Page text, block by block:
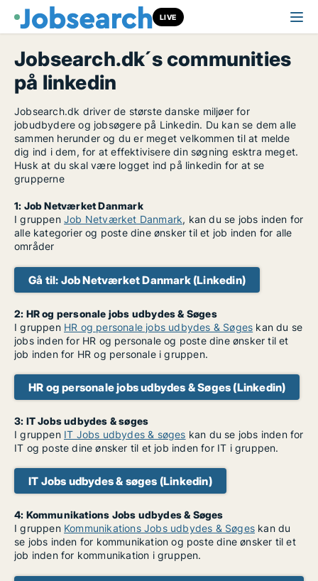
LIVE
Jobsearch.dk´s communities
på linkedin
Jobsearch.dk driver de største danske miljøer for
jobudbydere og jobsøgere på Linkedin. Du kan se dem alle
sammen herunder og du er meget velkommen til at melde
dig ind i dem, for at effektivisere din søgning esktra meget.
Husk at du skal være logget ind på linkedin for at se
grupperne
1: Job Netværket Danmark
I gruppen Job Netværket Danmark, kan du se jobs inden for
alle kategorier og poste dine ønsker til et job inden for alle
områder
Gå til: Job Netværket Danmark (Linkedin)
2: HR og personale jobs udbydes & Søges
I gruppen HR og personale jobs udbydes & Søges kan du se
jobs inden for HR og personale og poste dine ønsker til et
job inden for HR og personale i gruppen.
HR og personale jobs udbydes & Søges (Linkedin)
3: IT Jobs udbydes & søges
I gruppen IT Jobs udbydes & søges kan du se jobs inden for
IT og poste dine ønsker til et job inden for IT i gruppen.
IT Jobs udbydes & søges (Linkedin)
4: Kommunikations Jobs udbydes & Søges
I gruppen Kommunikations Jobs udbydes & Søges kan du
se jobs inden for kommunikation og poste dine ønsker til et
job inden for kommunikation i gruppen.